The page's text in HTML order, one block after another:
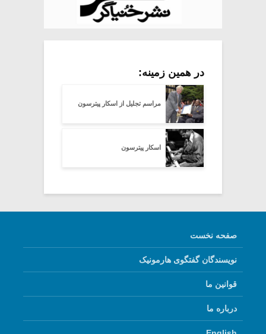
در همین زمینه:
مراسم تجلیل از اسکار پیترسون
اسکار پیترسون
صفحه نخست
نویسندگان گفتگوی هارمونیک
قوانین ما
درباره ما